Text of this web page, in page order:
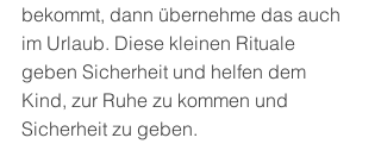
bekommt, dann übernehme das auch
im Urlaub. Diese kleinen Rituale
geben Sicherheit und helfen dem
Kind, zur Ruhe zu kommen und
Sicherheit zu geben.